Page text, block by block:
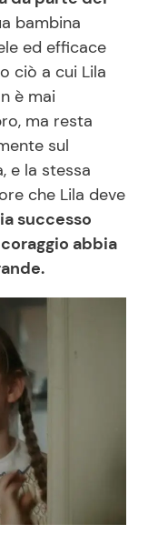
bambina
ed efficace
ciò a cui Lila
è mai
ma resta
sul
e la stessa
che Lila deve
successo
abbia